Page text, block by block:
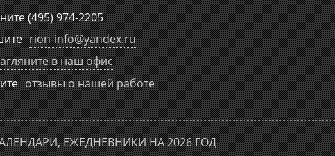
(495) 974-2205
rion-info@yandex.ru
в наш офис
отзывы о нашей работе
ЕЖЕДНЕВНИКИ НА 2026 ГОД